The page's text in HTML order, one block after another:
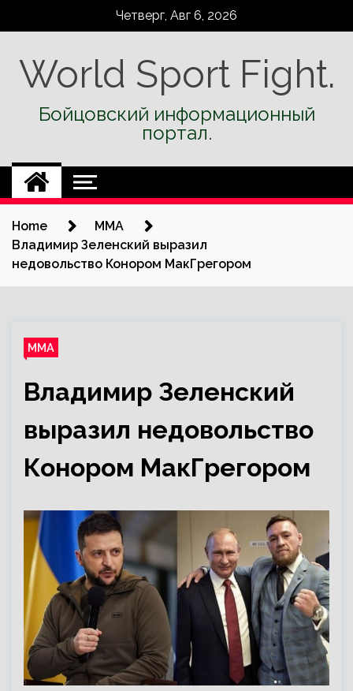
Четверг, Авг 6, 2026
World Sport Fight.
Бойцовский информационный
портал.
Home
ММА
Владимир Зеленский выразил
недовольство Конором МакГрегором
ММА
Владимир Зеленский
выразил недовольство
Конором МакГрегором